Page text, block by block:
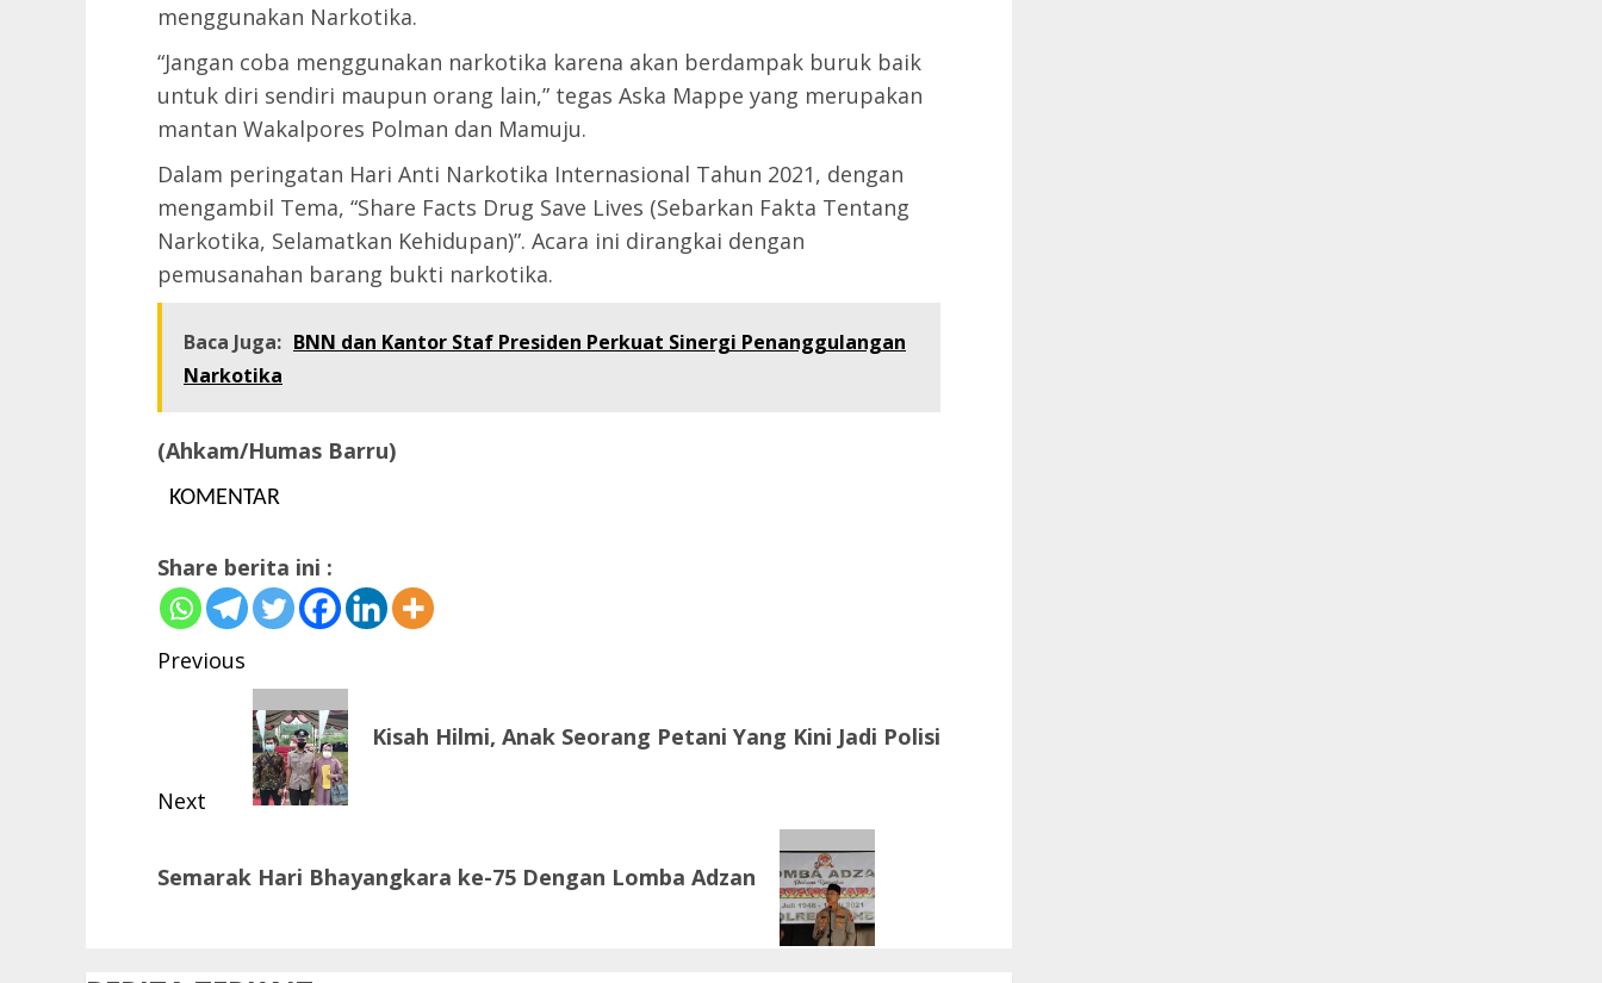
menggunakan Narkotika.
“Jangan coba menggunakan narkotika karena akan berdampak buruk baik
untuk diri sendiri maupun orang lain,” tegas Aska Mappe yang merupakan
mantan Wakalpores Polman dan Mamuju.
Dalam peringatan Hari Anti Narkotika Internasional Tahun 2021, dengan
mengambil Tema, “Share Facts Drug Save Lives (Sebarkan Fakta Tentang
Narkotika, Selamatkan Kehidupan)”. Acara ini dirangkai dengan
pemusanahan barang bukti narkotika.
Baca Juga: BNN dan Kantor Staf Presiden Perkuat Sinergi Penanggulangan
Narkotika
(Ahkam/Humas Barru)
KOMENTAR
Share berita ini :
Post
navigation
Previous
Kisah Hilmi, Anak Seorang Petani Yang Kini Jadi Polisi
Next
post:
Semarak Hari Bhayangkara ke-75 Dengan Lomba Adzan